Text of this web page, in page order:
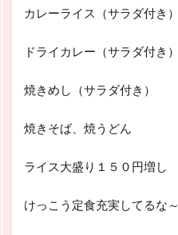
カレーライス（サラダ付き）
ドライカレー（サラダ付き）
焼きめし（サラダ付き）
焼きそば、焼うどん
ライス大盛り１５０円増し
けっこう定食充実してるな～